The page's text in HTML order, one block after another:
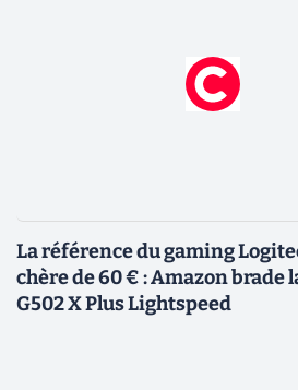
La référence du gaming
chère de 60 € : Amazon brade
G502 X Plus Lightspeed